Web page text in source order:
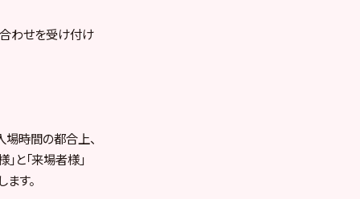
わせを受け付け
時間の都合上、
と「来場者様」
す。